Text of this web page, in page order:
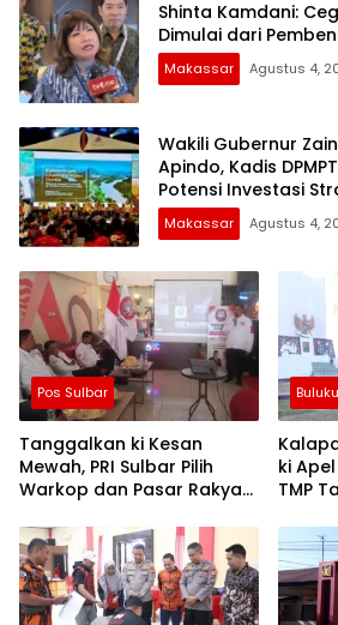
Shinta Kamdani:
Dimulai dari
Makassar Agustus 4,
Wakili Gubernur
Apindo, Kadis
Potensi Investasi
Makassar Agustus 4,
Pos Sulbar
Tanggalkan ki Kesan
Mewah, PRI Sulbar Pilih
Warkop dan Pasar Rakyat
ki
TMP